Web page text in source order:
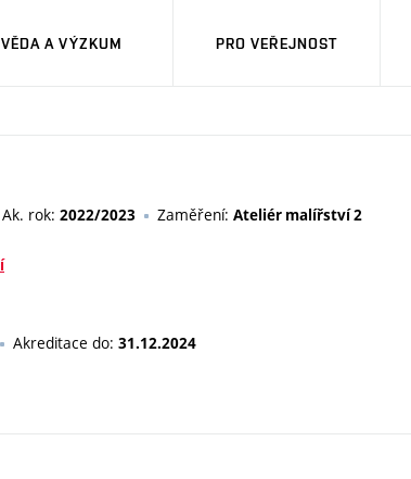
A VÝZKUM PRO VEŘEJNOST
Ak. rok: 2022/2023 Zaměření: Ateliér malířství 2
Akreditace do: 31.12.2024